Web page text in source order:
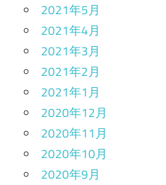
2021年5月
2021年4月
2021年3月
2021年2月
2021年1月
2020年12月
2020年11月
2020年10月
2020年9月